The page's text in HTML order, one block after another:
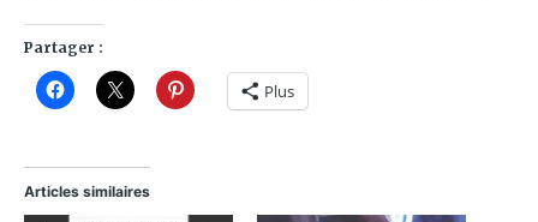
Partager :
Plus
Articles similaires